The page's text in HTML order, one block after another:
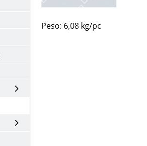
Peso: 6,08 kg/pc